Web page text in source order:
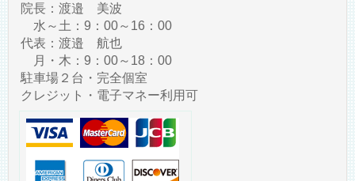
院長：渡邉 美波
水～土：9：00～16：00
代表：渡邉 航也
月・木：9：00～18：00
駐車場２台・完全個室
クレジット・電子マネー利用可